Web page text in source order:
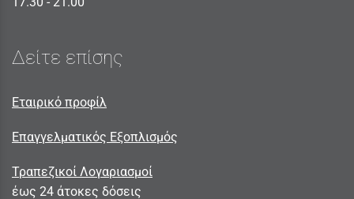
Δείτε επίσης
Εταιρικό προφίλ
Επαγγελματικός Εξοπλισμός
Τραπεζικοί Λογαριασμοί
έως 24 άτοκες δόσεις